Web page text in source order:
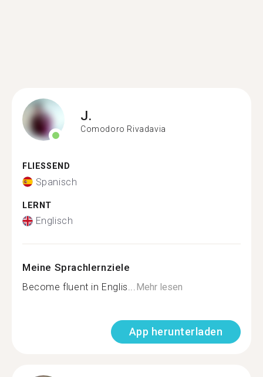
J.
Comodoro Rivadavia
FLIESSEND
Spanisch
LERNT
Englisch
Meine Sprachlernziele
Become fluent in Englis...Mehr lesen
App herunterladen